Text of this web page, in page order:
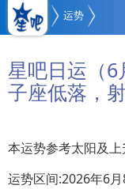
运势
星吧日运（6
子座低落，
本运势参考太阳及上
运势区间:2026年6月